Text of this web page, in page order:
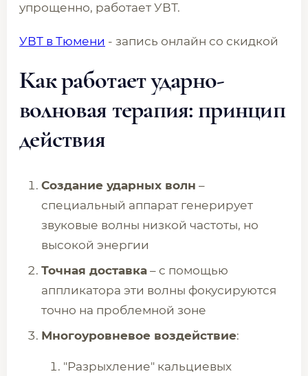
упрощенно, работает УВТ.
УВТ в Тюмени - запись онлайн со скидкой
Как работает ударно-
волновая терапия: принцип
действия
Создание ударных волн –
специальный аппарат генерирует
звуковые волны низкой частоты, но
высокой энергии
Точная доставка – с помощью
аппликатора эти волны фокусируются
точно на проблемной зоне
Многоуровневое воздействие:
"Разрыхление" кальциевых